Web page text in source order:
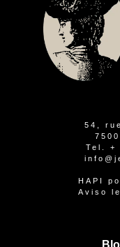
54,
Tel. +
HAPI
Aviso